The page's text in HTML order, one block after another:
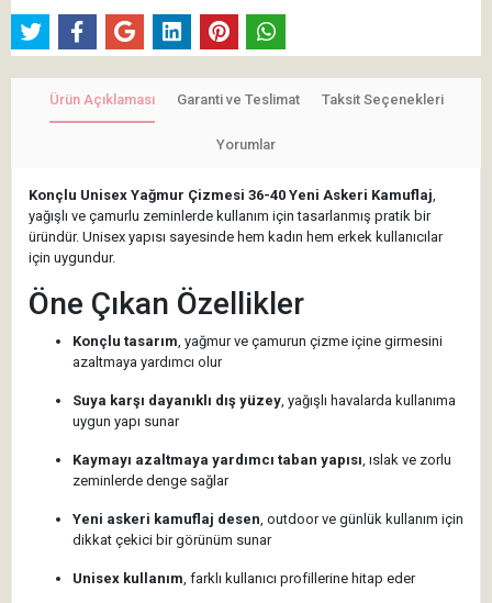
Ürün Açıklaması Garanti ve Teslimat Taksit Seçenekleri
Yorumlar
Konçlu Unisex Yağmur Çizmesi 36-40 Yeni Askeri Kamuflaj,
yağışlı ve çamurlu zeminlerde kullanım için tasarlanmış pratik bir
üründür. Unisex yapısı sayesinde hem kadın hem erkek kullanıcılar
için uygundur.
Öne Çıkan Özellikler
Konçlu tasarım, yağmur ve çamurun çizme içine girmesini
azaltmaya yardımcı olur
Suya karşı dayanıklı dış yüzey, yağışlı havalarda kullanıma
uygun yapı sunar
Kaymayı azaltmaya yardımcı taban yapısı, ıslak ve zorlu
zeminlerde denge sağlar
Yeni askeri kamuflaj desen, outdoor ve günlük kullanım için
dikkat çekici bir görünüm sunar
Unisex kullanım, farklı kullanıcı profillerine hitap eder